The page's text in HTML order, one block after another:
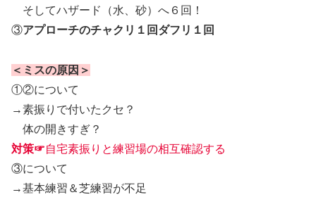
そしてハザード（水、砂）へ６回！
③アプローチのチャクリ１回ダフリ１回
＜ミスの原因＞
①②について
→素振りで付いたクセ？
体の開きすぎ？
対策☞自宅素振りと練習場の相互確認する
③について
→基本練習＆芝練習が不足